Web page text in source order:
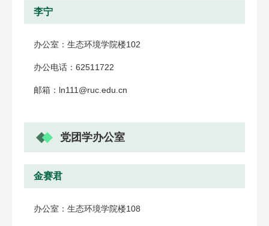
李宁
办公室：生态环境学院楼102
办公电话：62511722
邮箱：ln111@ruc.edu.cn
党团学办公室
金赛君
办公室：生态环境学院楼108